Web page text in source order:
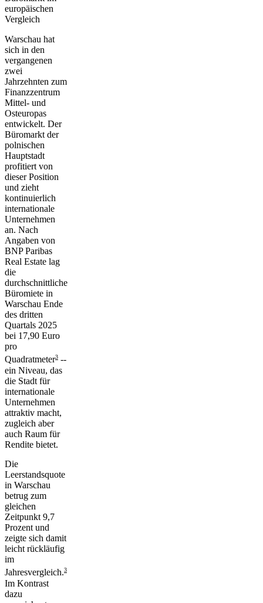
europäischen
Vergleich
Warschau hat
sich in den
vergangenen
zwei
Jahrzehnten zum
Finanzzentrum
Mittel- und
Osteuropas
entwickelt. Der
Büromarkt der
polnischen
Hauptstadt
profitiert von
dieser Position
und zieht
kontinuierlich
internationale
Unternehmen
an. Nach
Angaben von
BNP Paribas
Real Estate lag
die
durchschnittliche
Büromiete in
Warschau Ende
des dritten
Quartals 2025
bei 17,90 Euro
pro
Quadratmeter3 --
ein Niveau, das
die Stadt für
internationale
Unternehmen
attraktiv macht,
zugleich aber
auch Raum für
Rendite bietet.
Die
Leerstandsquote
in Warschau
betrug zum
gleichen
Zeitpunkt 9,7
Prozent und
zeigte sich damit
leicht rückläufig
im
Jahresvergleich.3
Im Kontrast
dazu